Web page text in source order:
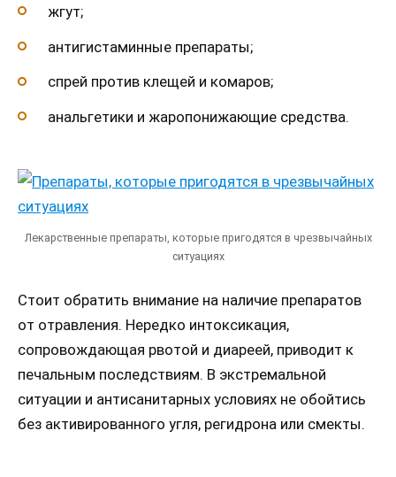
жгут;
антигистаминные препараты;
спрей против клещей и комаров;
анальгетики и жаропонижающие средства.
Лекарственные препараты, которые пригодятся в чрезвычайных
ситуациях
Стоит обратить внимание на наличие препаратов
от отравления. Нередко интоксикация,
сопровождающая рвотой и диареей, приводит к
печальным последствиям. В экстремальной
ситуации и антисанитарных условиях не обойтись
без активированного угля, регидрона или смекты.